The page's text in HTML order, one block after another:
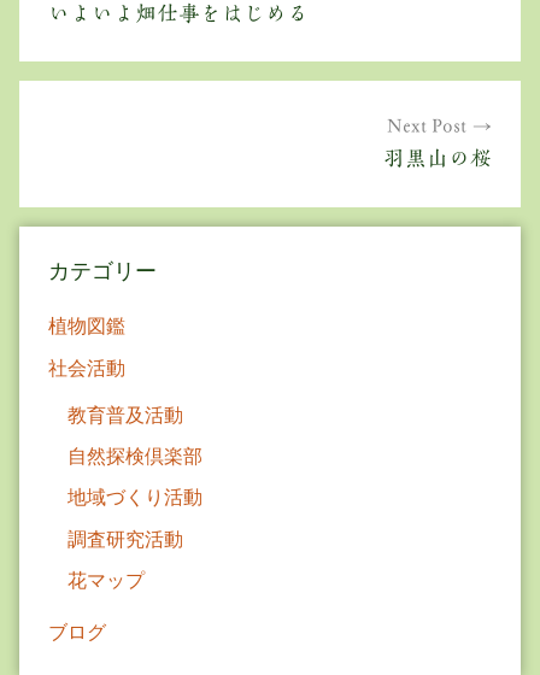
ビ
シ
いよいよ畑仕事をはじめる
Next Post
羽黒山の桜
カテゴリー
植物図鑑
社会活動
教育普及活動
自然探検倶楽部
地域づくり活動
調査研究活動
花マップ
ブログ